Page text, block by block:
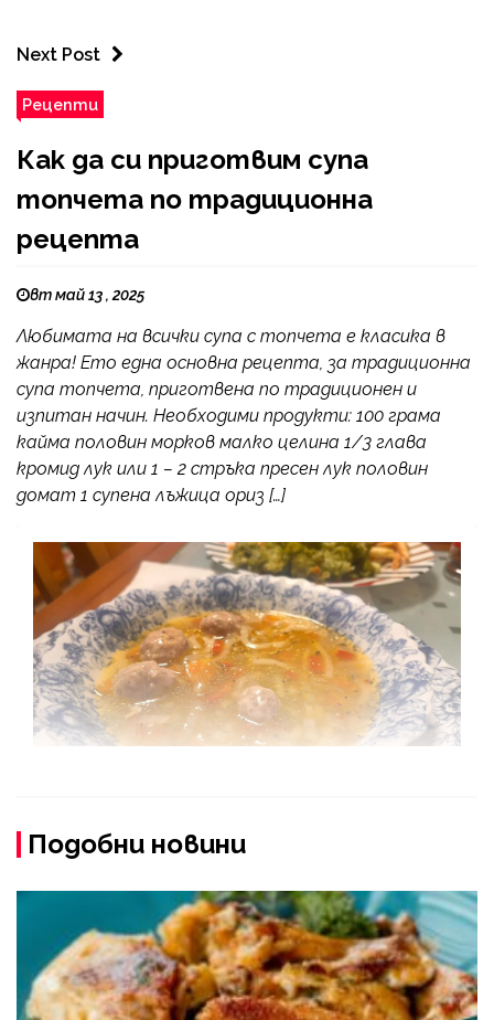
Next Post
Рецепти
Как да си приготвим супа
топчета по традиционна
рецепта
вт май 13 , 2025
Любимата на всички супа с топчета е класика в
жанра! Ето една основна рецепта, за традиционна
супа топчета, приготвена по традиционен и
изпитан начин. Необходими продукти: 100 грама
кайма половин морков малко целина 1/3 глава
кромид лук или 1 – 2 стръка пресен лук половин
домат 1 супена лъжица ориз […]
Подобни новини